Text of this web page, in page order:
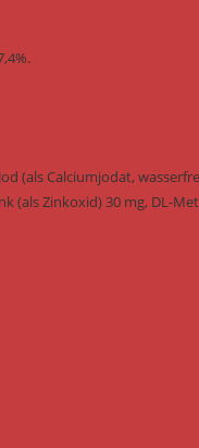
(als Calciumjodat,
(als Zinkoxid) 30 mg, DL-